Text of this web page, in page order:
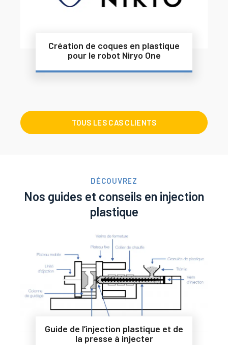
Création de coques en plastique
pour le robot Niryo One
TOUS LES CAS CLIENTS
DÉCOUVREZ
Nos guides et conseils en injection
plastique
Guide de l’injection plastique et de
la presse à injecter